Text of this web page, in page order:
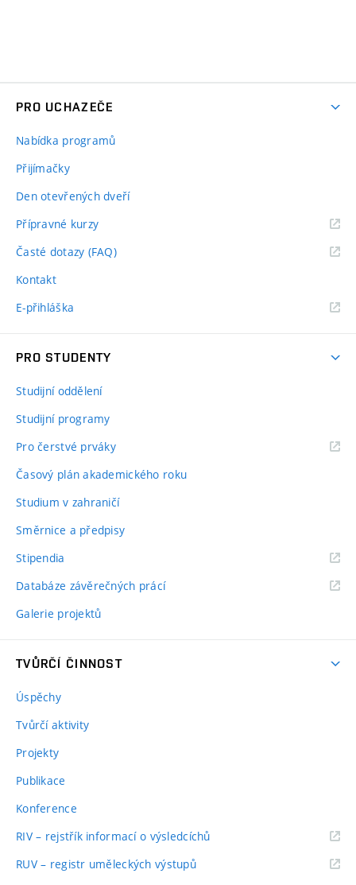
PRO UCHAZEČE
Nabídka programů
Přijímačky
Den otevřených dveří
Přípravné kurzy
Časté dotazy (FAQ)
Kontakt
E-přihláška
PRO STUDENTY
Studijní oddělení
Studijní programy
Pro čerstvé prváky
Časový plán akademického roku
Studium v zahraničí
Směrnice a předpisy
Stipendia
Databáze závěrečných prácí
Galerie projektů
TVŮRČÍ ČINNOST
Úspěchy
Tvůrčí aktivity
Projekty
Publikace
Konference
RIV – rejstřík informací o výsledcíchů
RUV – registr uměleckých výstupů